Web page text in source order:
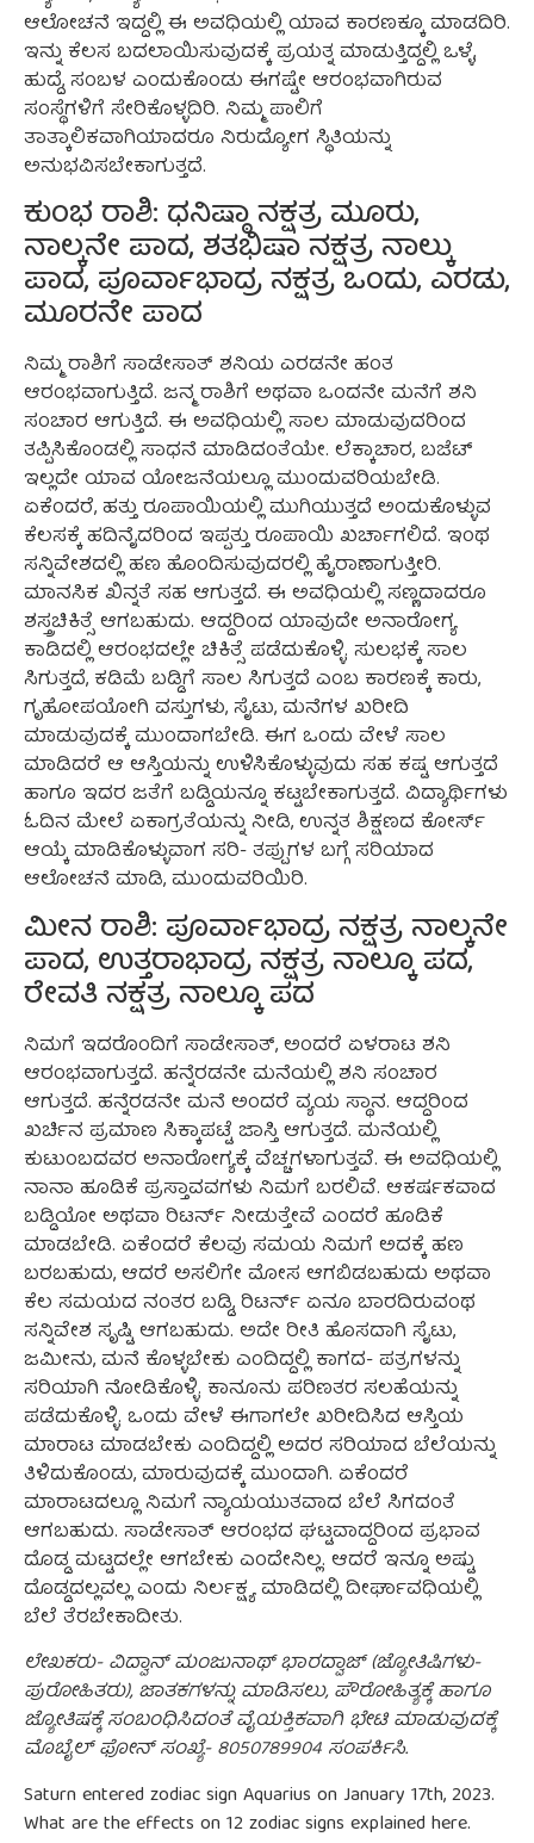
ಆಲೋಚನೆ ಇದ್ದಲ್ಲಿ ಈ ಅವಧಿಯಲ್ಲಿ ಯಾವ ಕಾರಣಕ್ಕೂ ಮಾಡದಿರಿ.
ಇನ್ನು ಕೆಲಸ ಬದಲಾಯಿಸುವುದಕ್ಕೆ ಪ್ರಯತ್ನ ಮಾಡುತ್ತಿದ್ದಲ್ಲಿ ಒಳ್ಳೆ,
ಹುದ್ದೆ, ಸಂಬಳ ಎಂದುಕೊಂಡು ಈಗಷ್ಟೇ ಆರಂಭವಾಗಿರುವ
ಸಂಸ್ಥೆಗಳಿಗೆ ಸೇರಿಕೊಳ್ಳದಿರಿ. ನಿಮ್ಮ ಪಾಲಿಗೆ
ತಾತ್ಕಾಲಿಕವಾಗಿಯಾದರೂ ನಿರುದ್ಯೋಗ ಸ್ಥಿತಿಯನ್ನು
ಅನುಭವಿಸಬೇಕಾಗುತ್ತದೆ.
ಕುಂಭ ರಾಶಿ: ಧನಿಷ್ಠಾ ನಕ್ಷತ್ರ ಮೂರು,
ನಾಲ್ಕನೇ ಪಾದ, ಶತಭಿಷಾ ನಕ್ಷತ್ರ ನಾಲ್ಕು
ಪಾದ, ಪೂರ್ವಾಭಾದ್ರ ನಕ್ಷತ್ರ ಒಂದು, ಎರಡು,
ಮೂರನೇ ಪಾದ
ನಿಮ್ಮ ರಾಶಿಗೆ ಸಾಡೇಸಾತ್ ಶನಿಯ ಎರಡನೇ ಹಂತ
ಆರಂಭವಾಗುತ್ತಿದೆ. ಜನ್ಮ ರಾಶಿಗೆ ಅಥವಾ ಒಂದನೇ ಮನೆಗೆ ಶನಿ
ಸಂಚಾರ ಆಗುತ್ತಿದೆ. ಈ ಅವಧಿಯಲ್ಲಿ ಸಾಲ ಮಾಡುವುದರಿಂದ
ತಪ್ಪಿಸಿಕೊಂಡಲ್ಲಿ ಸಾಧನೆ ಮಾಡಿದಂತೆಯೇ. ಲೆಕ್ಕಾಚಾರ, ಬಜೆಟ್
ಇಲ್ಲದೇ ಯಾವ ಯೋಜನೆಯಲ್ಲೂ ಮುಂದುವರಿಯಬೇಡಿ.
ಏಕೆಂದರೆ, ಹತ್ತು ರೂಪಾಯಿಯಲ್ಲಿ ಮುಗಿಯುತ್ತದೆ ಅಂದುಕೊಳ್ಳುವ
ಕೆಲಸಕ್ಕೆ ಹದಿನೈದರಿಂದ ಇಪ್ಪತ್ತು ರೂಪಾಯಿ ಖರ್ಚಾಗಲಿದೆ. ಇಂಥ
ಸನ್ನಿವೇಶದಲ್ಲಿ ಹಣ ಹೊಂದಿಸುವುದರಲ್ಲಿ ಹೈರಾಣಾಗುತ್ತೀರಿ.
ಮಾನಸಿಕ ಖಿನ್ನತೆ ಸಹ ಆಗುತ್ತದೆ. ಈ ಅವಧಿಯಲ್ಲಿ ಸಣ್ಣದಾದರೂ
ಶಸ್ತ್ರಚಿಕಿತ್ಸೆ ಆಗಬಹುದು. ಆದ್ದರಿಂದ ಯಾವುದೇ ಅನಾರೋಗ್ಯ
ಕಾಡಿದಲ್ಲಿ ಆರಂಭದಲ್ಲೇ ಚಿಕಿತ್ಸೆ ಪಡೆದುಕೊಳ್ಳಿ. ಸುಲಭಕ್ಕೆ ಸಾಲ
ಸಿಗುತ್ತದೆ, ಕಡಿಮೆ ಬಡ್ಡಿಗೆ ಸಾಲ ಸಿಗುತ್ತದೆ ಎಂಬ ಕಾರಣಕ್ಕೆ ಕಾರು,
ಗೃಹೋಪಯೋಗಿ ವಸ್ತುಗಳು, ಸೈಟು, ಮನೆಗಳ ಖರೀದಿ
ಮಾಡುವುದಕ್ಕೆ ಮುಂದಾಗಬೇಡಿ. ಈಗ ಒಂದು ವೇಳೆ ಸಾಲ
ಮಾಡಿದರೆ ಆ ಆಸ್ತಿಯನ್ನು ಉಳಿಸಿಕೊಳ್ಳುವುದು ಸಹ ಕಷ್ಟ ಆಗುತ್ತದೆ
ಹಾಗೂ ಇದರ ಜತೆಗೆ ಬಡ್ಡಿಯನ್ನೂ ಕಟ್ಟಬೇಕಾಗುತ್ತದೆ. ವಿದ್ಯಾರ್ಥಿಗಳು
ಓದಿನ ಮೇಲೆ ಏಕಾಗ್ರತೆಯನ್ನು ನೀಡಿ, ಉನ್ನತ ಶಿಕ್ಷಣದ ಕೋರ್ಸ್
ಆಯ್ಕೆ ಮಾಡಿಕೊಳ್ಳುವಾಗ ಸರಿ- ತಪ್ಪುಗಳ ಬಗ್ಗೆ ಸರಿಯಾದ
ಆಲೋಚನೆ ಮಾಡಿ, ಮುಂದುವರಿಯಿರಿ.
ಮೀನ ರಾಶಿ: ಪೂರ್ವಾಭಾದ್ರ ನಕ್ಷತ್ರ ನಾಲ್ಕನೇ
ಪಾದ, ಉತ್ತರಾಭಾದ್ರ ನಕ್ಷತ್ರ ನಾಲ್ಕೂ ಪದ,
ರೇವತಿ ನಕ್ಷತ್ರ ನಾಲ್ಕೂ ಪದ
ನಿಮಗೆ ಇದರೊಂದಿಗೆ ಸಾಡೇಸಾತ್, ಅಂದರೆ ಏಳರಾಟ ಶನಿ
ಆರಂಭವಾಗುತ್ತದೆ. ಹನ್ನೆರಡನೇ ಮನೆಯಲ್ಲಿ ಶನಿ ಸಂಚಾರ
ಆಗುತ್ತದೆ. ಹನ್ನೆರಡನೇ ಮನೆ ಅಂದರೆ ವ್ಯಯ ಸ್ಥಾನ. ಆದ್ದರಿಂದ
ಖರ್ಚಿನ ಪ್ರಮಾಣ ಸಿಕ್ಕಾಪಟ್ಟೆ ಜಾಸ್ತಿ ಆಗುತ್ತದೆ. ಮನೆಯಲ್ಲಿ
ಕುಟುಂಬದವರ ಅನಾರೋಗ್ಯಕ್ಕೆ ವೆಚ್ಚಗಳಾಗುತ್ತವೆ. ಈ ಅವಧಿಯಲ್ಲಿ
ನಾನಾ ಹೂಡಿಕೆ ಪ್ರಸ್ತಾವವಗಳು ನಿಮಗೆ ಬರಲಿವೆ. ಆಕರ್ಷಕವಾದ
ಬಡ್ಡಿಯೋ ಅಥವಾ ರಿಟರ್ನ್ ನೀಡುತ್ತೇವೆ ಎಂದರೆ ಹೂಡಿಕೆ
ಮಾಡಬೇಡಿ. ಏಕೆಂದರೆ ಕೆಲವು ಸಮಯ ನಿಮಗೆ ಅದಕ್ಕೆ ಹಣ
ಬರಬಹುದು, ಆದರೆ ಅಸಲಿಗೇ ಮೋಸ ಆಗಬಿಡಬಹುದು ಅಥವಾ
ಕೆಲ ಸಮಯದ ನಂತರ ಬಡ್ಡಿ, ರಿಟರ್ನ್ ಏನೂ ಬಾರದಿರುವಂಥ
ಸನ್ನಿವೇಶ ಸೃಷ್ಟಿ ಆಗಬಹುದು. ಅದೇ ರೀತಿ ಹೊಸದಾಗಿ ಸೈಟು,
ಜಮೀನು, ಮನೆ ಕೊಳ್ಳಬೇಕು ಎಂದಿದ್ದಲ್ಲಿ ಕಾಗದ- ಪತ್ರಗಳನ್ನು
ಸರಿಯಾಗಿ ನೋಡಿಕೊಳ್ಳಿ. ಕಾನೂನು ಪರಿಣತರ ಸಲಹೆಯನ್ನು
ಪಡೆದುಕೊಳ್ಳಿ. ಒಂದು ವೇಳೆ ಈಗಾಗಲೇ ಖರೀದಿಸಿದ ಆಸ್ತಿಯ
ಮಾರಾಟ ಮಾಡಬೇಕು ಎಂದಿದ್ದಲ್ಲಿ ಅದರ ಸರಿಯಾದ ಬೆಲೆಯನ್ನು
ತಿಳಿದುಕೊಂಡು, ಮಾರುವುದಕ್ಕೆ ಮುಂದಾಗಿ. ಏಕೆಂದರೆ
ಮಾರಾಟದಲ್ಲೂ ನಿಮಗೆ ನ್ಯಾಯಯುತವಾದ ಬೆಲೆ ಸಿಗದಂತೆ
ಆಗಬಹುದು. ಸಾಡೇಸಾತ್ ಆರಂಭದ ಘಟ್ಟವಾದ್ದರಿಂದ ಪ್ರಭಾವ
ದೊಡ್ಡ ಮಟ್ಟದಲ್ಲೇ ಆಗಬೇಕು ಎಂದೇನಿಲ್ಲ. ಆದರೆ ಇನ್ನೂ ಅಷ್ಟು
ದೊಡ್ಡದಲ್ಲವಲ್ಲ ಎಂದು ನಿರ್ಲಕ್ಷ್ಯ ಮಾಡಿದಲ್ಲಿ ದೀರ್ಘಾವಧಿಯಲ್ಲಿ
ಬೆಲೆ ತೆರಬೇಕಾದೀತು.
ಲೇಖಕರು- ವಿದ್ವಾನ್ ಮಂಜುನಾಥ್ ಭಾರದ್ವಾಜ್ (ಜ್ಯೋತಿಷಿಗಳು-
ಪುರೋಹಿತರು), ಜಾತಕಗಳನ್ನು ಮಾಡಿಸಲು, ಪೌರೋಹಿತ್ಯಕ್ಕೆ ಹಾಗೂ
ಜ್ಯೋತಿಷಕ್ಕೆ ಸಂಬಂಧಿಸಿದಂತೆ ವೈಯಕ್ತಿಕವಾಗಿ ಭೇಟಿ ಮಾಡುವುದಕ್ಕೆ
ಮೊಬೈಲ್ ಫೋನ್ ಸಂಖ್ಯೆ- 8050789904 ಸಂಪರ್ಕಿಸಿ.
Saturn entered zodiac sign Aquarius on January 17th, 2023.
What are the effects on 12 zodiac signs explained here.